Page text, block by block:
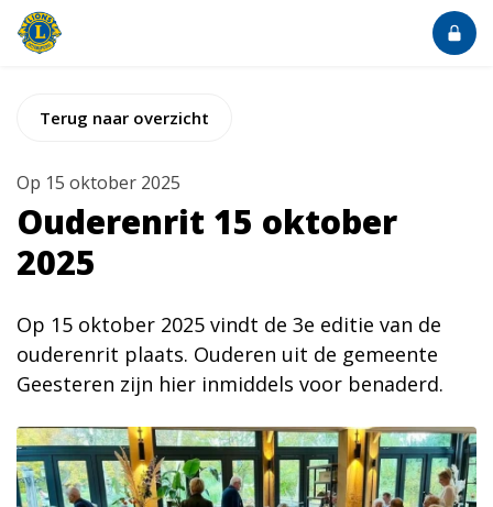
Terug naar overzicht
Op 15 oktober 2025
Ouderenrit 15 oktober
2025
Op 15 oktober 2025 vindt de 3e editie van de
ouderenrit plaats. Ouderen uit de gemeente
Geesteren zijn hier inmiddels voor benaderd.